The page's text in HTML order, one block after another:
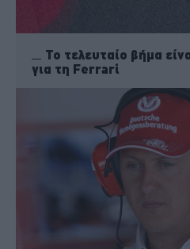
Το τελευταίο βήμα
για τη Ferrari